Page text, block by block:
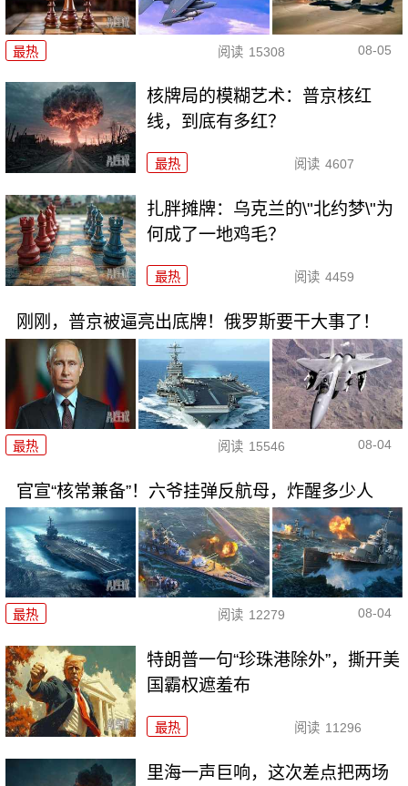
最热 阅读 15308 08-05
核牌局的模糊艺术：普京核红
线，到底有多红？
最热 阅读 4607
扎胖摊牌：乌克兰的\"北约梦\"为
何成了一地鸡毛？
最热 阅读 4459
刚刚，普京被逼亮出底牌！俄罗斯要干大事了！
最热 阅读 15546 08-04
官宣“核常兼备”！六爷挂弹反航母，炸醒多少人
最热 阅读 12279 08-04
特朗普一句“珍珠港除外”，撕开美
国霸权遮羞布
最热 阅读 11296
里海一声巨响，这次差点把两场